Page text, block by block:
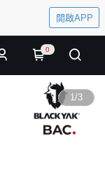
開啟APP
0
1/3